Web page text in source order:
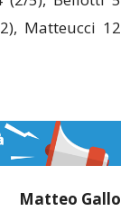
Matteucci 12
Matteo Gallo